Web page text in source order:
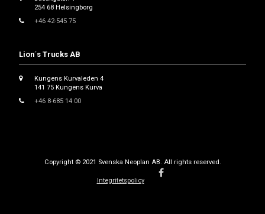
254 68 Helsingborg
+46 42-545 75
Lion´s Trucks AB
Kungens Kurvaleden 4
141 75 Kungens Kurva
+46 8-685 14 00
Copyright © 2021 Svenska Neoplan AB. All rights reserved.
Integritetspolicy